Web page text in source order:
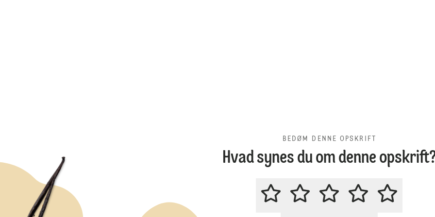
BEDØM DENNE OPSKRIFT
Hvad synes du om denne
BEDØM DENNE OPSKRIFT